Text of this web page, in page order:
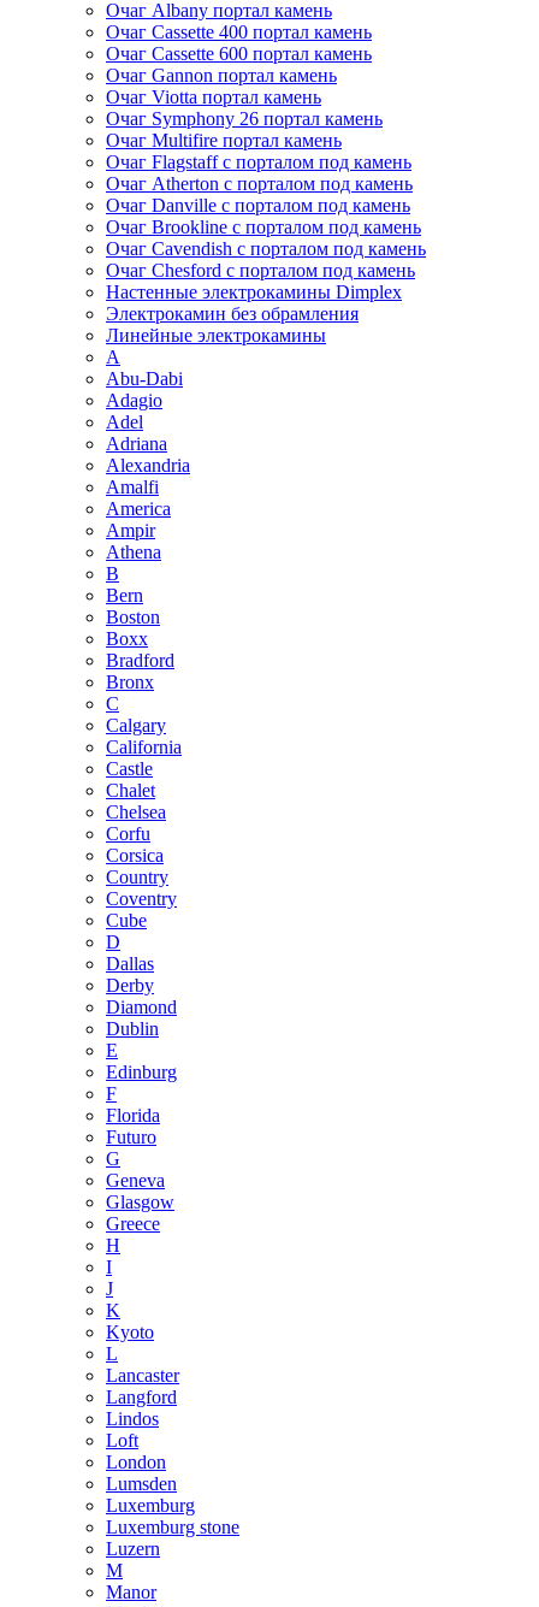
Очаг Albany портал камень
Очаг Cassette 400 портал камень
Очаг Cassette 600 портал камень
Очаг Gannon портал камень
Очаг Viotta портал камень
Очаг Symphony 26 портал камень
Очаг Multifire портал камень
Очаг Flagstaff с порталом под камень
Очаг Atherton с порталом под камень
Очаг Danville с порталом под камень
Очаг Brookline с порталом под камень
Очаг Cavendish с порталом под камень
Очаг Chesford с порталом под камень
Настенные электрокамины Dimplex
Электрокамин без обрамления
Линейные электрокамины
A
Abu-Dabi
Adagio
Adel
Adriana
Alexandria
Amalfi
America
Ampir
Athena
B
Bern
Boston
Boxx
Bradford
Bronx
C
Calgary
California
Castle
Chalet
Chelsea
Corfu
Corsica
Country
Coventry
Cube
D
Dallas
Derby
Diamond
Dublin
E
Edinburg
F
Florida
Futuro
G
Geneva
Glasgow
Greece
H
I
J
K
Kyoto
L
Lancaster
Langford
Lindos
Loft
London
Lumsden
Luxemburg
Luxemburg stone
Luzern
M
Manor